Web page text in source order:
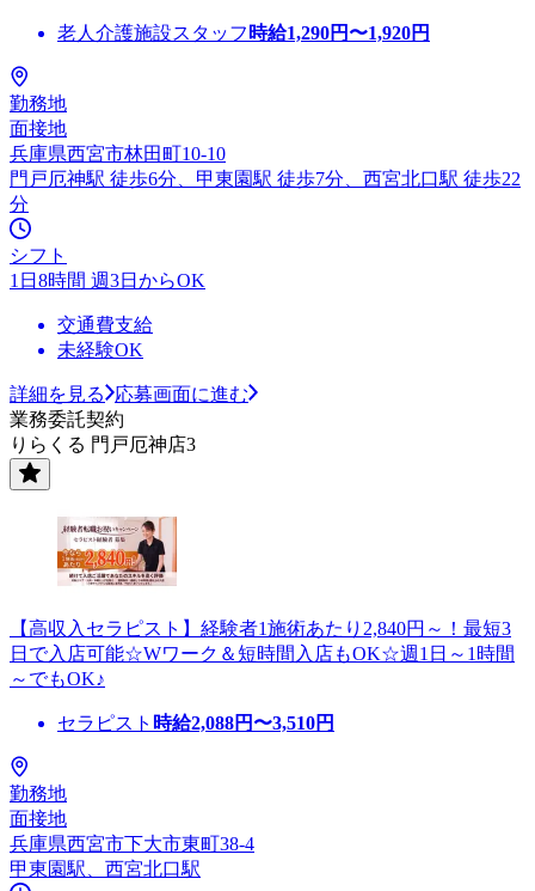
老人介護施設スタッフ 時給1,290円〜1,920円
勤務地
面接地
兵庫県西宮市林田町10-10
門戸厄神駅 徒歩6分、甲東園駅 徒歩7分、西宮北口駅 徒歩22
分
シフト
1日8時間 週3日からOK
交通費支給
未経験OK
詳細を見る
応募画面に進む
業務委託契約
りらくる 門戸厄神店3
【高収入セラピスト】経験者1施術あたり2,840円～！最短3
日で入店可能☆Wワーク＆短時間入店もOK☆週1日～1時間
～でもOK♪
セラピスト 時給2,088円〜3,510円
勤務地
面接地
兵庫県西宮市下大市東町38-4
甲東園駅、西宮北口駅